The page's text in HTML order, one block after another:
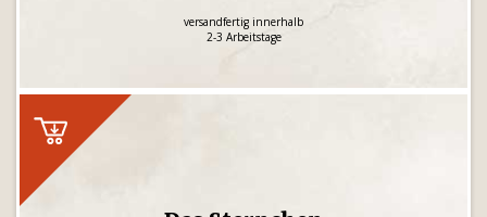
versandfertig innerhalb
2-3 Arbeitstage